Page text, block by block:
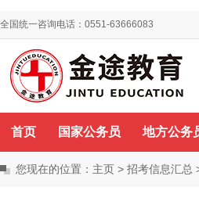
全国统一咨询电话：0551-63666083
你好，欢迎来到金途教育！
首页 国家公务员 地方公务
您现在的位置： 主页 > 招考信息汇总